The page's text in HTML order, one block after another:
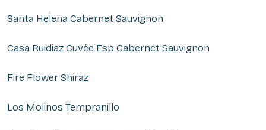
Santa Helena Cabernet Sauvignon
Casa Ruidiaz Cuvée Esp Cabernet Sauvignon
Fire Flower Shiraz
Los Molinos Tempranillo